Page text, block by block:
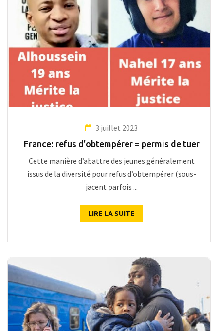
3 juillet 2023
France: refus d’obtempérer = permis de tuer
Cette manière d’abattre des jeunes généralement
issus de la diversité pour refus d’obtempérer (sous-
jacent parfois ...
LIRE LA SUITE